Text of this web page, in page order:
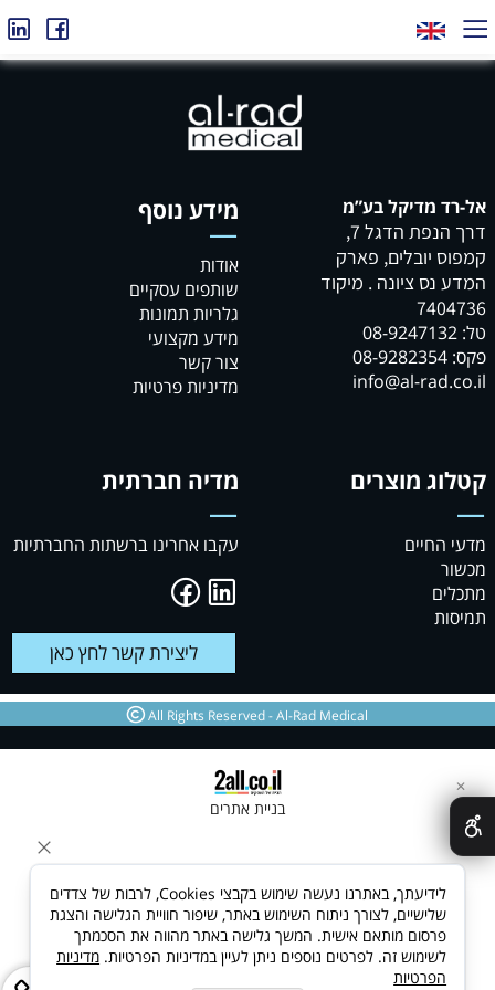
אל-רד מדיקל בע”מ
דרך הנפת הדגל 7,
קמפוס יובלים, פארק
המדע נס ציונה . מיקוד
7404736
טל: 08-9247132
פקס: 08-9282354
info@al-rad.co.il
מידע נוסף
אודות
שותפים עסקיים
גלריות תמונות
מידע מקצועי
צור קשר
מדיניות פרטיות
קטלוג מוצרים
מדעי החיים
מכשור
מתכלים
תמיסות
טקסט
מדיה חברתית
עקבו אחרינו ברשתות החברתיות
ליצירת קשר לחץ כאן
All Rights Reserved - Al-Rad Medical
בניית אתרים
✕
לידיעתך, באתרנו נעשה שימוש בקבצי Cookies, לרבות של צדדים
שלישיים, לצורך ניתוח השימוש באתר, שיפור חוויית הגלישה והצגת
פרסום מותאם אישית. המשך גלישה באתר מהווה את הסכמתך
לשימוש זה. לפרטים נוספים ניתן לעיין במדיניות הפרטיות. מדיניות
הפרטיות